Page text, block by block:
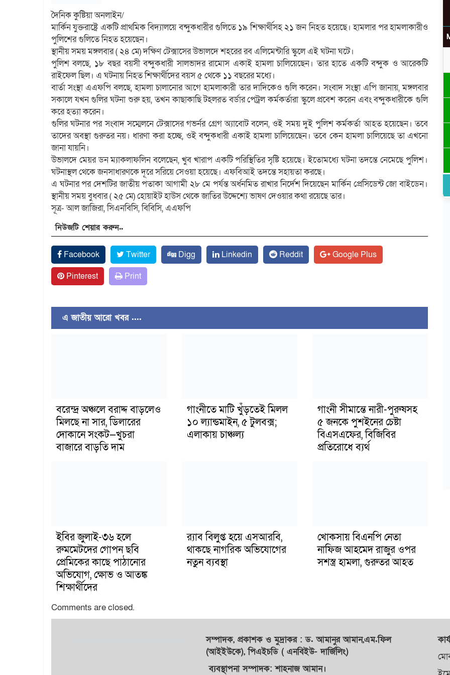
দৈনিক কুষ্টিয়া অনলাইন/
মার্কিন যুক্তরাষ্ট্রে একটি প্রাথমিক বিদ্যালয়ে বন্দুকধারীর গুলিতে ১৯ শিক্ষার্থীসহ ২১ জন নিহত হয়েছে। হামলার পর হামলাকারীও
পুলিশের গুলিতে নিহত হয়েছেন।
স্থানীয় সময় মঙ্গলবার ( ২৪ মে) দক্ষিণ টেক্সাসের উভালদে শহরের রব এলিমেন্টারি স্কুলে এই ঘটনা ঘটে।
পুলিশ বলছে, ১৮ বছর বয়সী বন্দুকধারী সালভাদর রামোস একাই হামলা চালিয়েছেন। তার হাতে একটি বন্দুক ও আরেকটি
রাইফেল ছিল। এ ঘটনায় নিহত শিক্ষার্থীদের বয়স ৫ থেকে ১১ বছরের মধ্যে।
বার্তা সংস্থা এএফপি বলছে, হামলা চালানোর আগে হামলাকারী তার দাদিকেও গুলি করেন। সংবাদ সংস্থা এপি জানায়, মঙ্গলবার
সকালে যখন গুলির ঘটনা শুরু হয়, তখন কাছাকাছি টহলরত বর্ডার পেট্রল কর্মকর্তারা স্কুলে প্রবেশ করেন এবং বন্দুকধারীকে গুলি
করে হত্যা করেন।
গুলির ঘটনার পর সংবাদ সম্মেলনে টেক্সাসের গভর্নর গ্রেগ অ্যাবোট বলেন, ওই সময় দুই পুলিশ কর্মকর্তা আহত হয়েছেন। তবে
তাদের অবস্থা গুরুতর নয়। ধারণা করা হচ্ছে, ওই বন্দুকধারী একাই হামলা চালিয়েছেন। তবে কেন হামলা চালিয়েছে তা এখনো
জানা যায়নি।
উভালদে মেয়র ডন ম্যাকলাফলিন বলেছেন, খুব খারাপ একটি পরিস্থিতির সৃষ্টি হয়েছে। ইতোমধ্যে ঘটনা তদন্তে নেমেছে পুলিশ।
ঘটনাস্থল থেকে জনসাধারণকে দূরে সরিয়ে সেওয়া হয়েছে। এফবিআই তদন্তে সহায়তা করছে।
এ ঘটনার পর দেশটির জাতীয় পতাকা আগামী ২৮ মে পর্যন্ত অর্ধনমিত রাখার নির্দেশ দিয়েছেন মার্কিন প্রেসিডেন্ট জো বাইডেন।
স্থানীয় সময় বুধবার ( ২৫ মে) হোয়াইট হাউস থেকে জাতির উদ্দেশ্যে ভাষণ দেওয়ার কথা রয়েছে তার।
সূত্র- আল জাজিরা, সিএনবিসি, বিবিসি, এএফপি
নিউজটি শেয়ার করুন..
Facebook Twitter Digg Linkedin Reddit
Google Plus
Pinterest
Print
এ জাতীয় আরো খবর ....
বরেন্দ্র অঞ্চলে বরাদ্দ বাড়লেও
মিলছে না সার, ডিলারের
দোকানে সংকট—খুচরা
বাজারে বাড়তি দাম
গাংনীতে মাটি খুঁড়তেই মিলল
১০ ল্যান্ডমাইন, ৫ টুলবক্স;
এলাকায় চাঞ্চল্য
গাংনী সীমান্তে নারী-পুরুষসহ
৫ জনকে পুশইনের চেষ্টা
বিএসএফের, বিজিবির
প্রতিরোধে ব্যর্থ
ইবির জুলাই-৩৬ হলে
রুমমেটদের গোপন ছবি
প্রেমিকের কাছে পাঠানোর
অভিযোগ, ক্ষোভ ও আতঙ্ক
শিক্ষার্থীদের
র‍্যাব বিলুপ্ত হয়ে এসআরবি,
থাকছে নাগরিক অভিযোগের
নতুন ব্যবস্থা
খোকসায় বিএনপি নেতা
নাফিজ আহমেদ রাজুর ওপর
সশস্ত্র হামলা, গুরুতর আহত
Comments are closed.
সম্পাদক, প্রকাশকওমুদ্রাকর: ড. আমানুর আমান,এম.ফিল
(আইইউকে), পিএইচডি ( এনবিইউ- দার্জিলিং)
ব্যবস্থাপনা সম্পাদক: শাহনাজ আমান।